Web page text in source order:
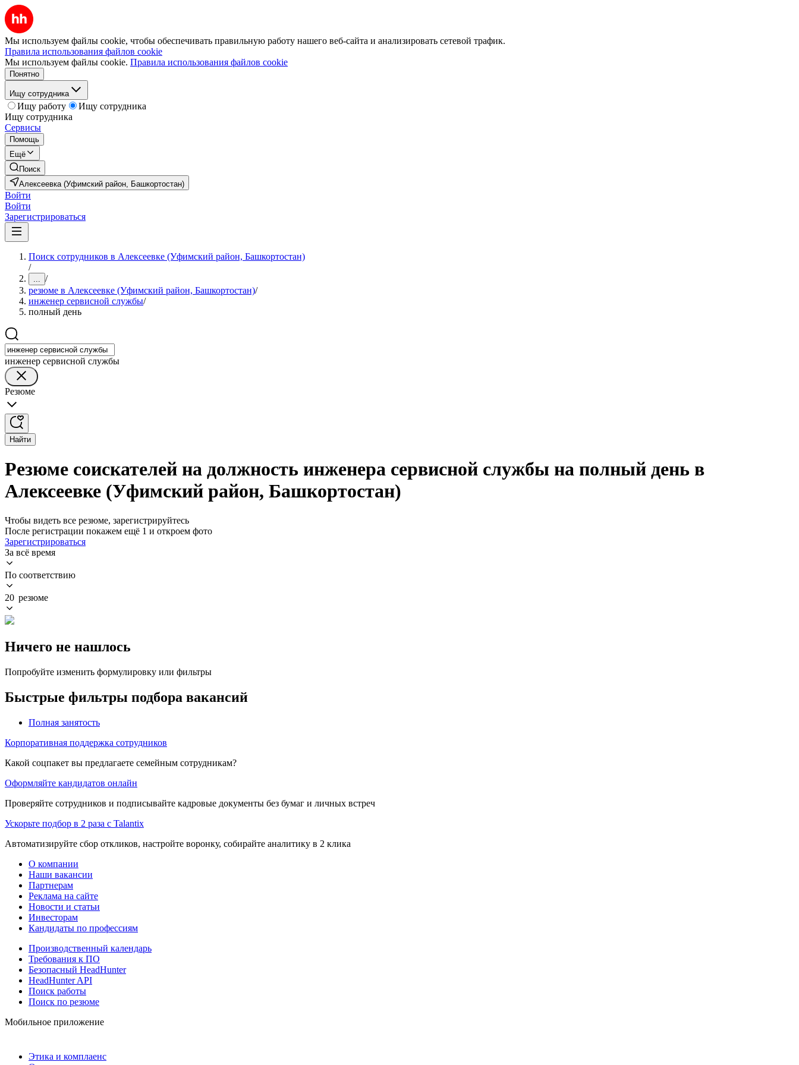
Мы используем файлы cookie, чтобы обеспечивать правильную работу нашего веб-сайта и анализировать сетевой трафик.
Правила использования файлов cookie
Мы используем файлы cookie. Правила использования файлов cookie
Понятно
Ищу сотрудника
Ищу работу
Ищу сотрудника
Ищу сотрудника
Сервисы
Помощь
Ещё
Поиск
Алексеевка (Уфимский район, Башкортостан)
Войти
Войти
Зарегистрироваться
Поиск сотрудников в Алексеевке (Уфимский район, Башкортостан)
/
... /
резюме в Алексеевке (Уфимский район, Башкортостан)/
инженер сервисной службы/
полный день
инженер сервисной службы
Резюме
Найти
Резюме соискателей на должность инженера сервисной службы на полный день в
Алексеевке (Уфимский район, Башкортостан)
Чтобы видеть все резюме, зарегистрируйтесь
После регистрации покажем ещё 1 и откроем фото
Зарегистрироваться
За всё время
По соответствию
20 резюме
Ничего не нашлось
Попробуйте изменить формулировку или фильтры
Быстрые фильтры подбора вакансий
Полная занятость
Корпоративная поддержка сотрудников
Какой соцпакет вы предлагаете семейным сотрудникам?
Оформляйте кандидатов онлайн
Проверяйте сотрудников и подписывайте кадровые документы без бумаг и личных встреч
Ускорьте подбор в 2 раза с Talantix
Автоматизируйте сбор откликов, настройте воронку, собирайте аналитику в 2 клика
О компании
Наши вакансии
Партнерам
Реклама на сайте
Новости и статьи
Инвесторам
Кандидаты по профессиям
Производственный календарь
Требования к ПО
Безопасный HeadHunter
HeadHunter API
Поиск работы
Поиск по резюме
Мобильное приложение
Этика и комплаенс